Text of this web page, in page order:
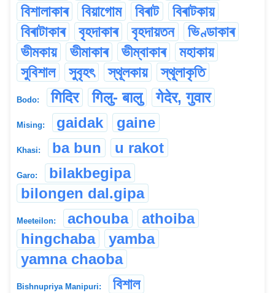
বিশালাকাৰ
বিয়াগোম বিৰাট
বিৰাটকায়
বিৰাটাকাৰ
বৃহদাকাৰ বৃহদায়তন
ভিণ্ডাকাৰ
ভীমকায়
ভীমাকাৰ ভীম্বাকাৰ
মহাকায়
সুবিশাল
সুবৃহৎ স্থূলকায় স্থূলাকৃতি
Bodo: गिदिर गिलु- बालु गेदेर, गुवार
Mising: gaidak gaine
Khasi: ba bun u rakot
Garo:
bilakbegipa
bilongen dal.gipa
Meeteilon: achouba
athoiba
hingchaba
yamba
yamna chaoba
Bishnupriya Manipuri: বিশাল